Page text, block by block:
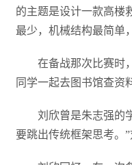
的主题是设计一款高楼
最少，机械结构最简单
在备战那次比赛时
同学一起去图书馆查资
刘欣曾是朱志强的
要跳出传统框架思考。”